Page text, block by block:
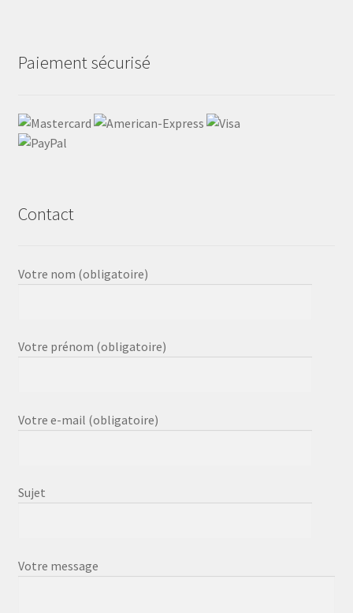
Paiement sécurisé
Contact
Votre nom (obligatoire)
Votre prénom (obligatoire)
Votre e-mail (obligatoire)
Sujet
Votre message